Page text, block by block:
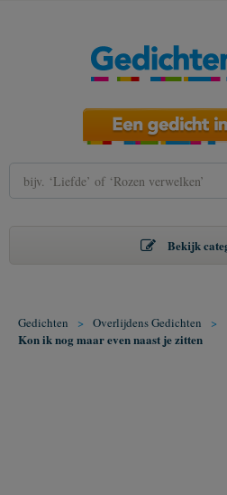
Bekijk
Gedichten > Overlijdens Gedichten >
Kon ik nog maar even naast je zitten